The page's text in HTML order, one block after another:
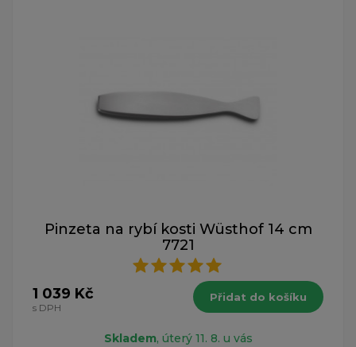
Pinzeta na rybí kosti Wüsthof 14 cm
7721
1 039 Kč
s DPH
Přidat do košíku
Skladem, úterý 11. 8. u vás